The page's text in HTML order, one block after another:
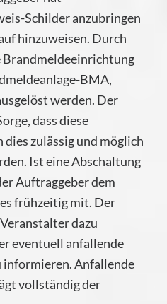
Schilder anzubringen
hinzuweisen. Durch
Brandmeldeeinrichtung
BMA,
werden. Der
dass diese
zulässig und möglich
Ist eine Abschaltung
Auftraggeber dem
frühzeitig mit. Der
dazu
eventuell anfallende
informieren. Anfallende
vollständig der